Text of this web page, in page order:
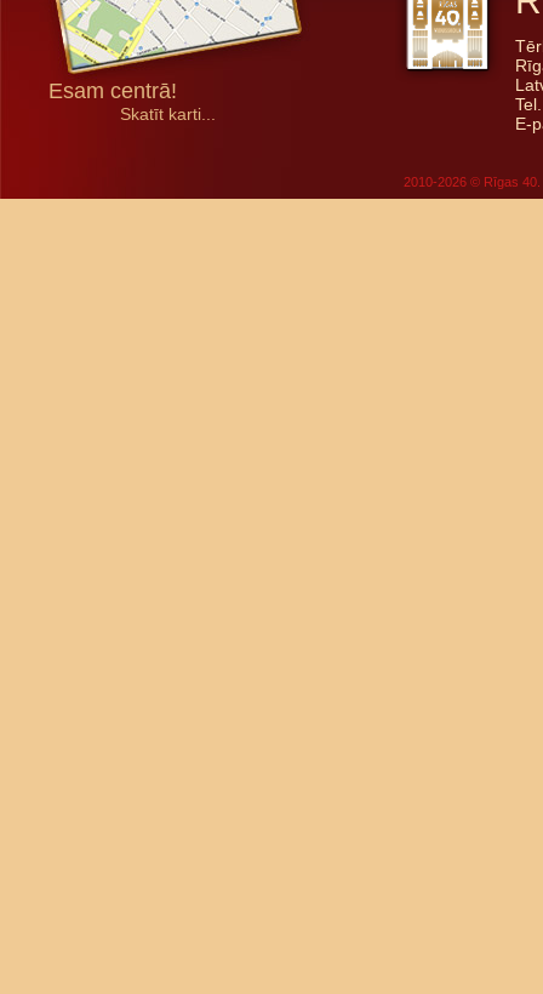
Esam centrā!
Skatīt karti...
E-
2010-2026 © Rīgas